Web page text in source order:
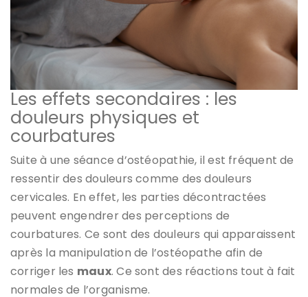
Les effets secondaires : les
douleurs physiques et
courbatures
Suite à une séance d’ostéopathie, il est fréquent de
ressentir des douleurs comme des douleurs
cervicales. En effet, les parties décontractées
peuvent engendrer des perceptions de
courbatures. Ce sont des douleurs qui apparaissent
après la manipulation de l’ostéopathe afin de
corriger les maux. Ce sont des réactions tout à fait
normales de l’organisme.